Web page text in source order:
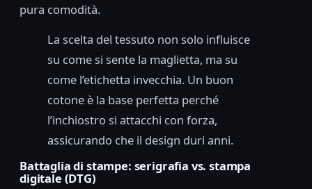
pura comodità.
La scelta del tessuto non solo influisce
su come si sente la maglietta, ma su
come l’etichetta invecchia. Un buon
cotone è la base perfetta perché
l’inchiostro si attacchi con forza,
assicurando che il design duri anni.
Battaglia di stampe: serigrafia vs. stampa
digitale (DTG)